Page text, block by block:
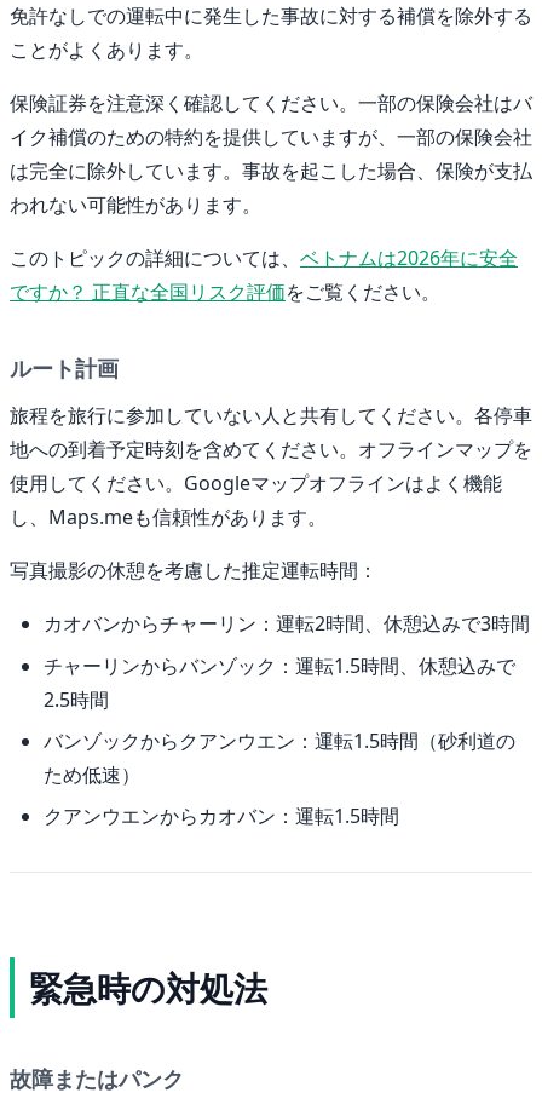
免許なしでの運転中に発生した事故に対する補償を除外する
ことがよくあります。
保険証券を注意深く確認してください。一部の保険会社はバ
イク補償のための特約を提供していますが、一部の保険会社
は完全に除外しています。事故を起こした場合、保険が支払
われない可能性があります。
このトピックの詳細については、 ベトナムは2026年に安全
ですか？ 正直な全国リスク評価をご覧ください。
ルート計画
旅程を旅行に参加していない人と共有してください。各停車
地への到着予定時刻を含めてください。オフラインマップを
使用してください。Googleマップオフラインはよく機能
し、Maps.meも信頼性があります。
写真撮影の休憩を考慮した推定運転時間：
カオバンからチャーリン：運転2時間、休憩込みで3時間
チャーリンからバンゾック：運転1.5時間、休憩込みで
2.5時間
バンゾックからクアンウエン：運転1.5時間（砂利道の
ため低速）
クアンウエンからカオバン：運転1.5時間
緊急時の対処法
故障またはパンク